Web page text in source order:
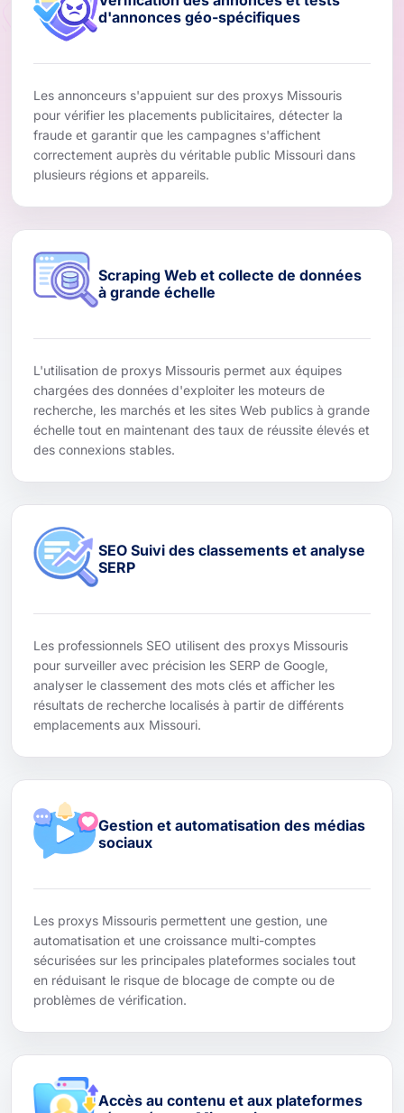
d'annonces géo-spécifiques
Les annonceurs s'appuient sur des proxys Missouris
pour vérifier les placements publicitaires, détecter la
fraude et garantir que les campagnes s'affichent
correctement auprès du véritable public Missouri dans
plusieurs régions et appareils.
Scraping Web et collecte de données
à grande échelle
L'utilisation de proxys Missouris permet aux équipes
chargées des données d'exploiter les moteurs de
recherche, les marchés et les sites Web publics à grande
échelle tout en maintenant des taux de réussite élevés et
des connexions stables.
SEO Suivi des classements et analyse
SERP
Les professionnels SEO utilisent des proxys Missouris
pour surveiller avec précision les SERP de Google,
analyser le classement des mots clés et afficher les
résultats de recherche localisés à partir de différents
emplacements aux Missouri.
Gestion et automatisation des médias
sociaux
Les proxys Missouris permettent une gestion, une
automatisation et une croissance multi-comptes
sécurisées sur les principales plateformes sociales tout
en réduisant le risque de blocage de compte ou de
problèmes de vérification.
Accès au contenu et aux plateformes